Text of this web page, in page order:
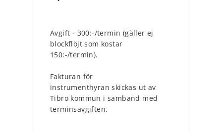
Avgift - 300:-/termin (gäller ej
blockflöjt som kostar
150:-/termin).
Fakturan för
instrumenthyran skickas ut av
Tibro kommun i samband med
terminsavgiften.